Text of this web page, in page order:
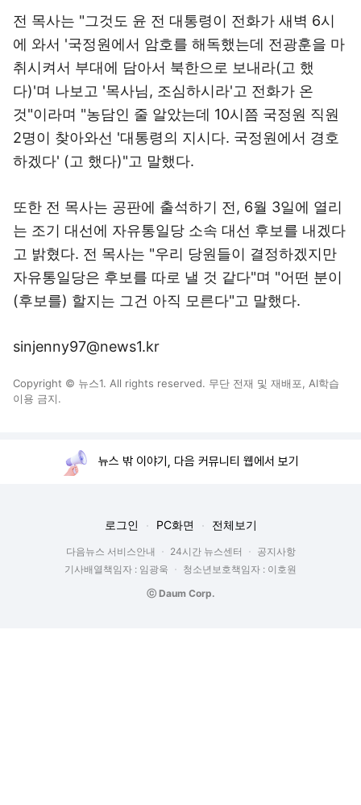
전 목사는 "그것도 윤 전 대통령이 전화가 새벽 6시
에 와서 '국정원에서 암호를 해독했는데 전광훈을 마
취시켜서 부대에 담아서 북한으로 보내라(고 했
다)'며 나보고 '목사님, 조심하시라'고 전화가 온
것"이라며 "농담인 줄 알았는데 10시쯤 국정원 직원
2명이 찾아와선 '대통령의 지시다. 국정원에서 경호
하겠다' (고 했다)"고 말했다.
또한 전 목사는 공판에 출석하기 전, 6월 3일에 열리
는 조기 대선에 자유통일당 소속 대선 후보를 내겠다
고 밝혔다. 전 목사는 "우리 당원들이 결정하겠지만
자유통일당은 후보를 따로 낼 것 같다"며 "어떤 분이
(후보를) 할지는 그건 아직 모른다"고 말했다.
sinjenny97@news1.kr
Copyright © 뉴스1. All rights reserved. 무단 전재 및 재배포, AI학습
이용 금지.
뉴스 밖 이야기, 다음 커뮤니티 웹에서 보기
로그인 PC화면 전체보기
다음뉴스 서비스안내 24시간 뉴스센터
공지사항
기사배열책임자 : 임광욱
청소년보호책임자 : 이호원
ⓒ Daum Corp.